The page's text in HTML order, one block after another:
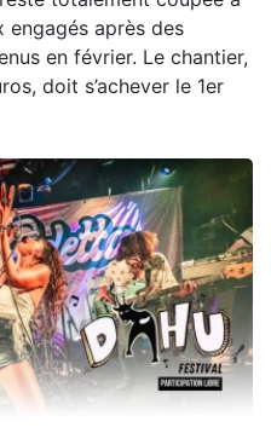
engagés après des
en février. Le chantier,
doit s’achever le 1er